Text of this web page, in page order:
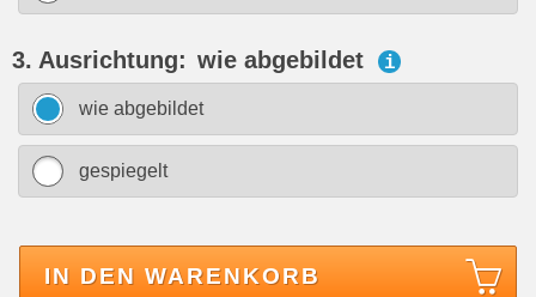
3. Ausrichtung: wie abgebildet i
wie abgebildet
gespiegelt
IN DEN WARENKORB